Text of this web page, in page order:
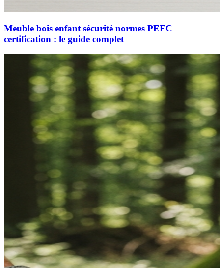
Meuble bois enfant sécurité normes PEFC
certification : le guide complet